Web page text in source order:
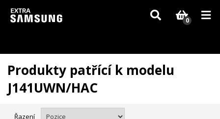
Vzhledem k aktuální situaci se může dodání dílů, které nejsou skladem,
zpozdit. Děkujeme za pochopení.
0
Produkty patřící k modelu
J141UWN/HAC
Řazení